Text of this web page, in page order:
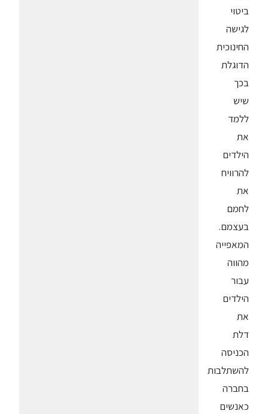
ביטוי
לגישה
החינוכית
הדוגלת
בכך
שיש
ללמד
את
הילדים
להרוויח
את
לחמם
בעצמם.
המאפייה
מהווה
עבור
הילדים
את
דלת
הכניסה
להשתלבות
בחברה
כאנשים